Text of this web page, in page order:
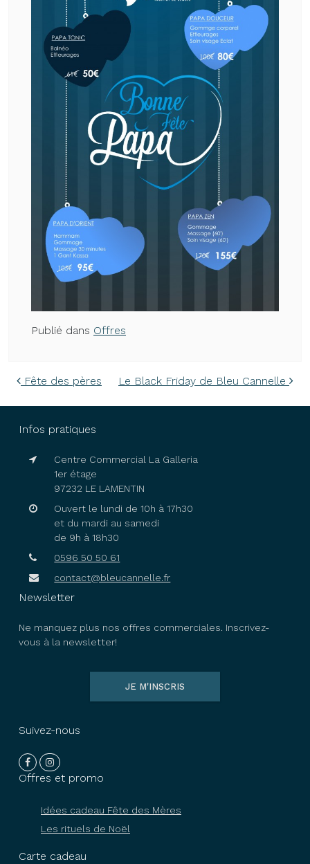
Publié dans Offres
Navigation des articles
Fête des pères Le Black Friday de Bleu Cannelle
Infos pratiques
Centre Commercial La Galleria
1er étage
97232 LE LAMENTIN
Ouvert le lundi de 10h à 17h30
et du mardi au samedi
de 9h à 18h30
0596 50 50 61
contact@bleucannelle.fr
Newsletter
Ne manquez plus nos offres commerciales. Inscrivez-
vous à la newsletter!
JE M'INSCRIS
Suivez-nous
Offres et promo
Idées cadeau Fête des Mères
Les rituels de Noël
Carte cadeau